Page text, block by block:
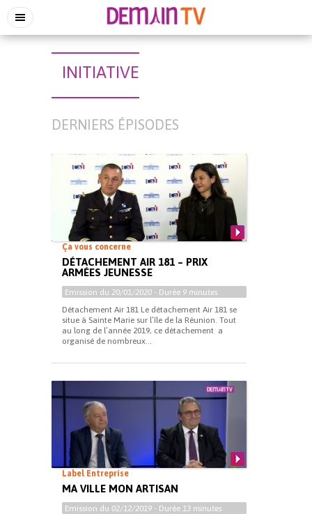
INITIATIVE
DERNIERS ÉPISODES
Ça vous concerne
DÉTACHEMENT AIR 181 – PRIX
ARMÉES JEUNESSE
Emission du 20/01/2020 - Durée 9 minutes
Détachement Air 181 Le détachement Air 181 se
situe à Sainte Marie sur l’île de la Réunion. Tout
au long de l’année 2019, ce détachement a
organisé de nombreux...
Label Entreprise
MA VILLE MON ARTISAN
Emission du 02/12/2019 - Durée 13 minutes